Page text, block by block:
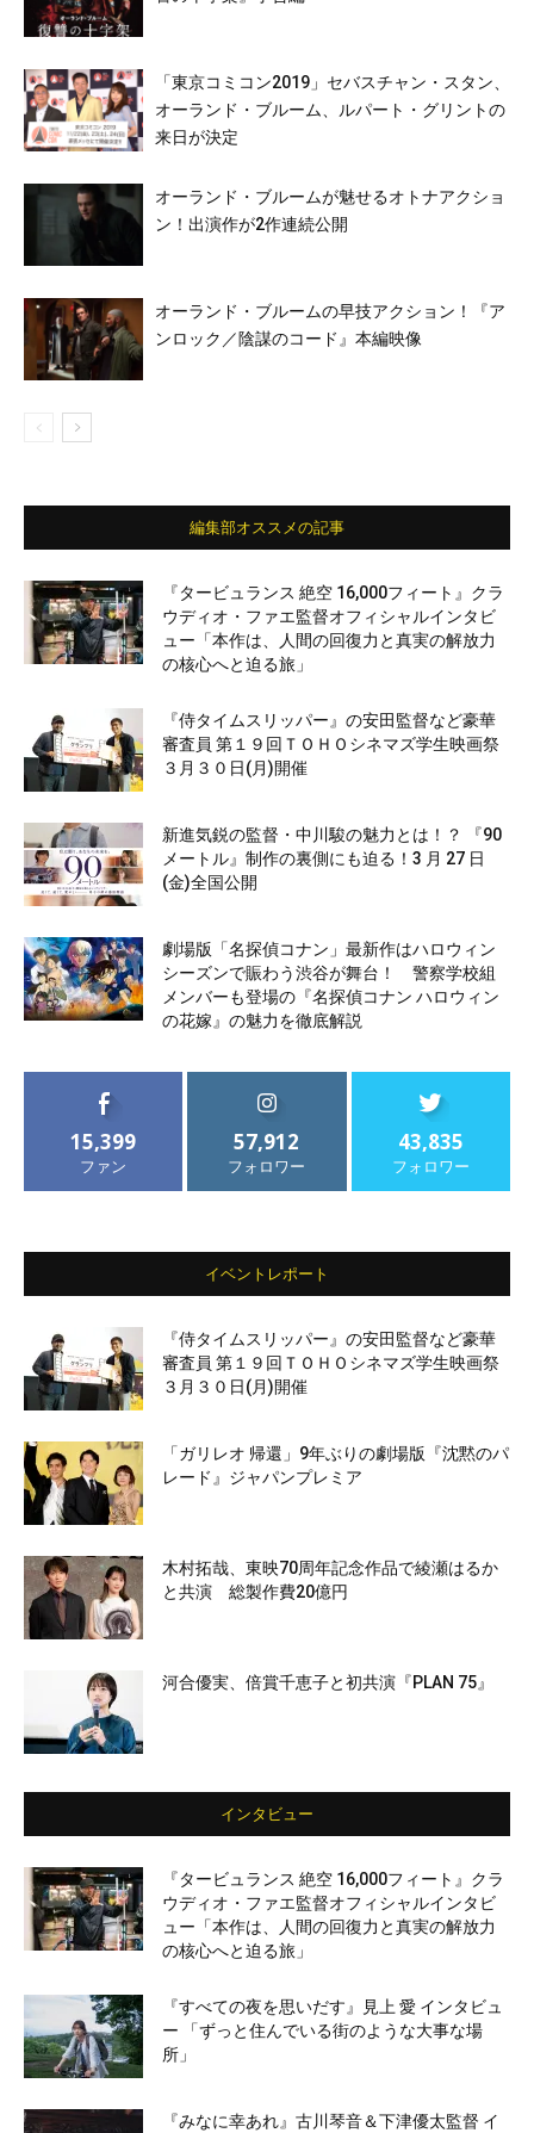
「東京コミコン2019」セバスチャン・スタン、
オーランド・ブルーム、ルパート・グリントの
来日が決定
オーランド・ブルームが魅せるオトナアクショ
ン！出演作が2作連続公開
オーランド・ブルームの早技アクション！『ア
ンロック／陰謀のコード』本編映像
編集部オススメの記事
『タービュランス 絶空 16,000フィート』クラ
ウディオ・ファエ監督オフィシャルインタビ
ュー「本作は、人間の回復力と真実の解放力
の核心へと迫る旅」
『侍タイムスリッパー』の安田監督など豪華
審査員 第１９回ＴＯＨＯシネマズ学生映画祭
３月３０日(月)開催
新進気鋭の監督・中川駿の魅力とは！？ 『90
メートル』制作の裏側にも迫る！3 月 27 日
(金)全国公開
劇場版「名探偵コナン」最新作はハロウィン
シーズンで賑わう渋谷が舞台！ 警察学校組
メンバーも登場の『名探偵コナン ハロウィン
の花嫁』の魅力を徹底解説
15,399
ファン
57,912
フォロワー
43,835
フォロワー
イベントレポート
『侍タイムスリッパー』の安田監督など豪華
審査員 第１９回ＴＯＨＯシネマズ学生映画祭
３月３０日(月)開催
「ガリレオ 帰還」9年ぶりの劇場版『沈黙のパ
レード』ジャパンプレミア
木村拓哉、東映70周年記念作品で綾瀬はるか
と共演 総製作費20億円
河合優実、倍賞千恵子と初共演『PLAN 75』
インタビュー
『タービュランス 絶空 16,000フィート』クラ
ウディオ・ファエ監督オフィシャルインタビ
ュー「本作は、人間の回復力と真実の解放力
の核心へと迫る旅」
『すべての夜を思いだす』見上 愛 インタビュ
ー 「ずっと住んでいる街のような大事な場
所」
『みなに幸あれ』古川琴音＆下津優太監督 イ